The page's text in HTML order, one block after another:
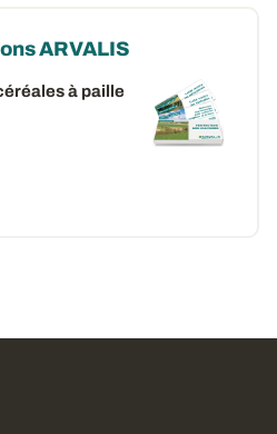
ARVALIS
à paille